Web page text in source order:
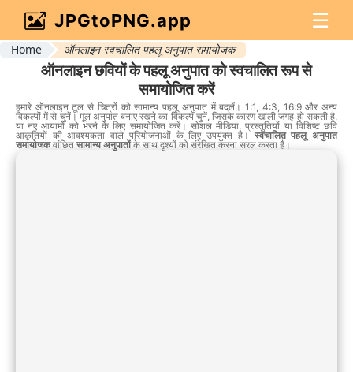
JPGtoPNG.app ☰
Home ऑनलाइन स्वचालित पहलू अनुपात समायोजक
ऑनलाइन छवियों के पहलू अनुपात को स्वचालित रूप से
समायोजित करें
हमारे ऑनलाइन टूल से चित्रों को सामान्य पहलू अनुपात में बदलें। 1:1, 4:3, 16:9 और अन्य
विकल्पों में से चुनें। मूल अनुपात बनाए रखने का विकल्प चुनें, जिसके कारण खाली जगह हो सकती है,
या नए आयामों को भरने के लिए समायोजित करें। सोशल मीडिया, प्रस्तुतियों या विशिष्ट छवि
आकृतियों की आवश्यकता वाले परियोजनाओं के लिए उपयुक्त है। स्वचालित पहलू अनुपात
समायोजकवांछित सामान्य अनुपातोंके साथ दृश्यों को संरेखित करना सरल करता है।